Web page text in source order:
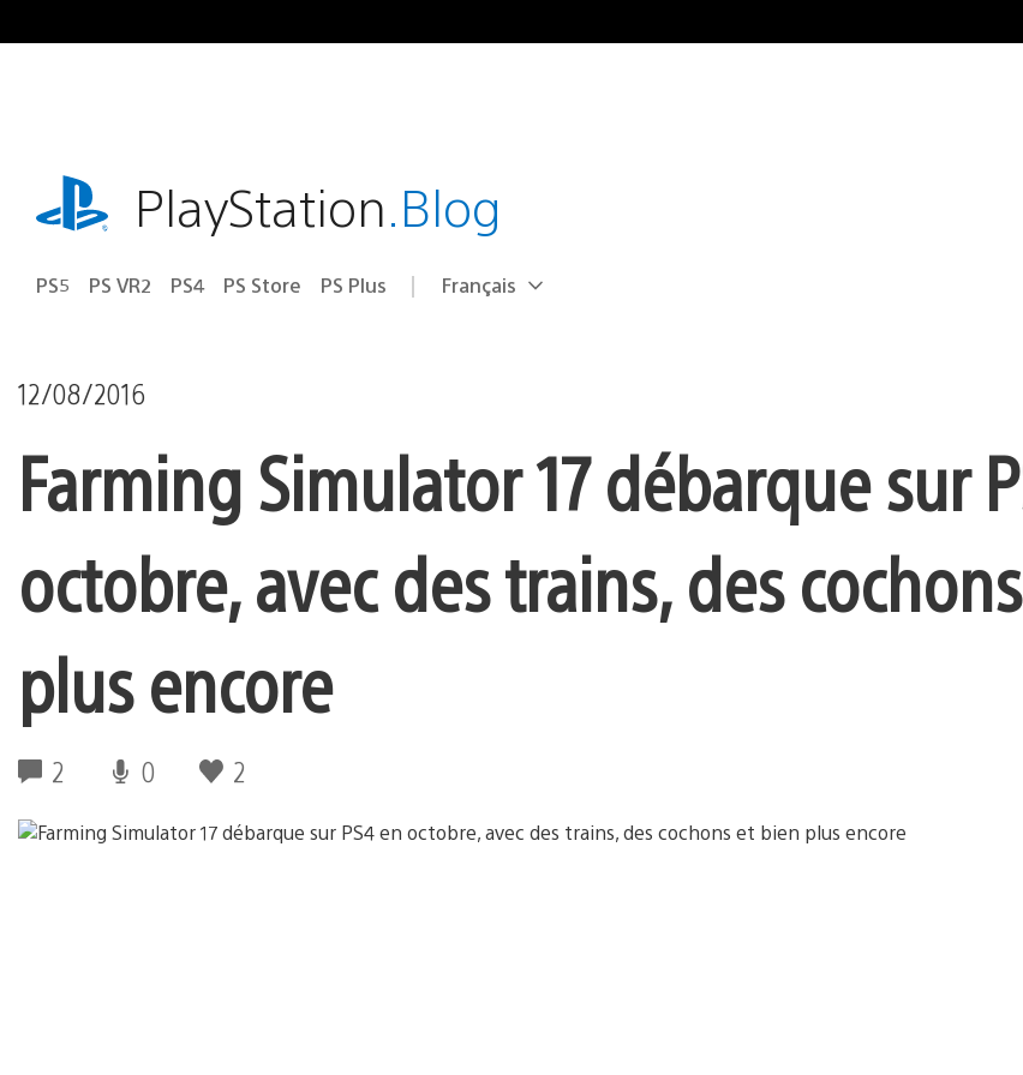
au
playstation.comPlayStation.Blog
PS5 PS VR2 PS4 PS Store PS Plus Choisir
Région
Français
12/08/2016
Farming Simulator 17 débarque sur
octobre, avec des trains, des
plus encore
2 0 2